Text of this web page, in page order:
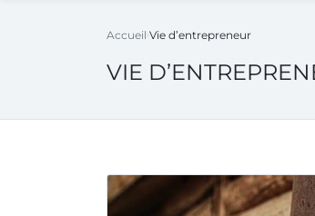
Accueil Vie d’entrepreneur
VIE